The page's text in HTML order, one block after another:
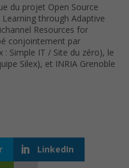
du projet Open Source
Learning through Adaptive
Resources for
conjointement par
: Simple IT / Site du zéro), le
Silex), et INRIA Grenoble
LinkedIn